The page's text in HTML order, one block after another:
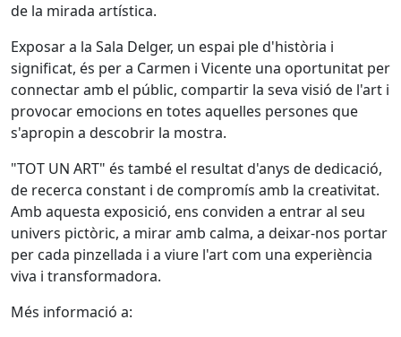
de la mirada artística.
Exposar a la Sala Delger, un espai ple d'història i
significat, és per a Carmen i Vicente una oportunitat per
connectar amb el públic, compartir la seva visió de l'art i
provocar emocions en totes aquelles persones que
s'apropin a descobrir la mostra.
"TOT UN ART" és també el resultat d'anys de dedicació,
de recerca constant i de compromís amb la creativitat.
Amb aquesta exposició, ens conviden a entrar al seu
univers pictòric, a mirar amb calma, a deixar-nos portar
per cada pinzellada i a viure l'art com una experiència
viva i transformadora.
Més informació a: